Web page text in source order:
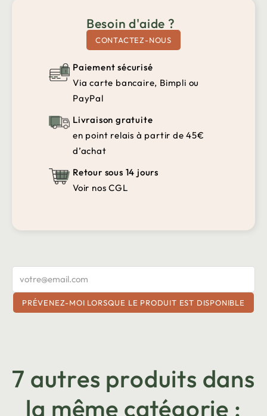
Besoin d'aide ?
CONTACTEZ-NOUS
Paiement sécurisé
Via carte bancaire, Bimpli ou
PayPal
Livraison gratuite
en point relais à partir de 45€
d’achat
Retour sous 14 jours
Voir nos CGL
PRÉVENEZ-MOI LORSQUE LE PRODUIT EST DISPONIBLE
7 autres produits dans
la même catégorie :